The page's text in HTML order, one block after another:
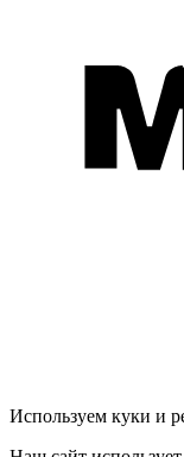
Используем куки и